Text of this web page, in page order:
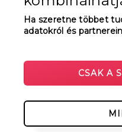
Ha szeretne többet
adatokról és
CSAK A